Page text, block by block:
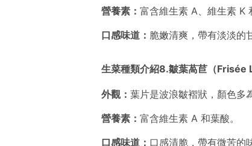
營養素： 富含維生素 A、維生素 K
口感味道： 脆嫩清爽，帶有淡淡的
生菜種類介紹8.皺葉萵苣（Frisée
外觀： 葉片是波浪皺褶狀，顏色多
營養素： 富含維生素 A 和葉酸。
口感味道： 口感清脆，帶有微苦的